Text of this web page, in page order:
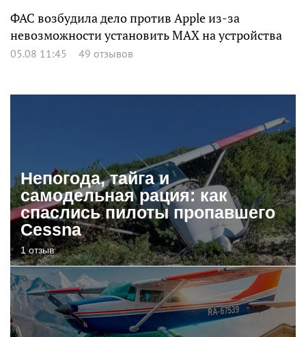
ФАС возбудила дело против Apple из-за
невозможности установить MAX на устройства
05.08 11:45 49 отзывов
Непогода, тайга и
самодельная рация: как
спаслись пилоты пропавшего
Cessna
1 отзыв